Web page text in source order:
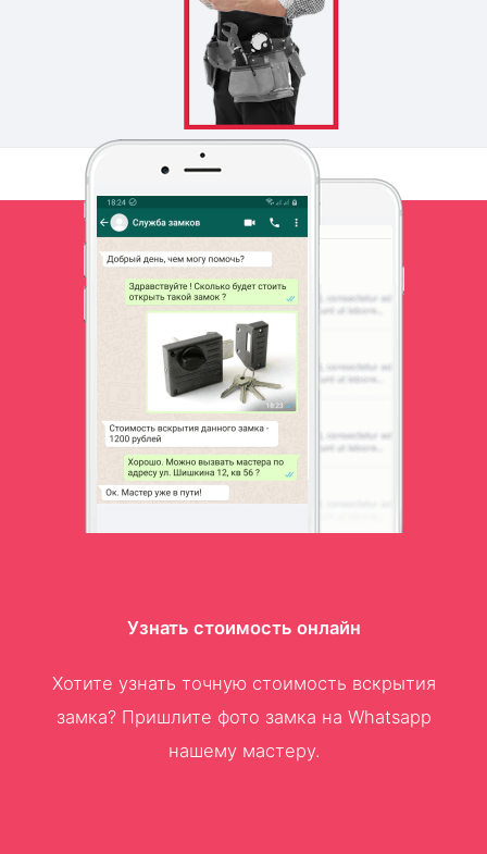
Узнать стоимость онлайн
Хотите узнать точную стоимость вскрытия
замка? Пришлите фото замка на Whatsapp
нашему мастеру.